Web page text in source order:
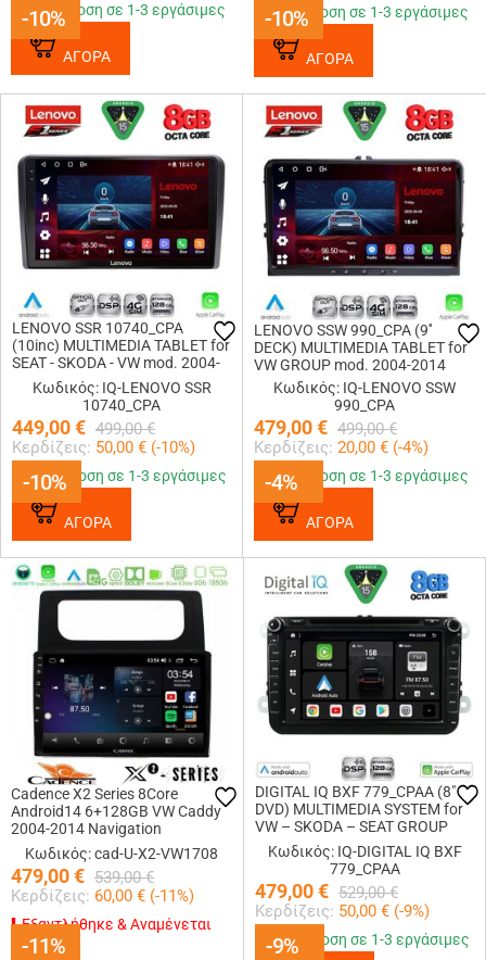
-10%
-10%
Παράδοση σε 1-3 εργάσιμες
ΑΓΟΡΑ
-10%
-10%
Παράδοση σε 1-3 εργάσιμες
ΑΓΟΡΑ
-10%
LENOVO SSR 10740_CPA
(10inc) MULTIMEDIA TABLET for
SEAT - SKODA - VW mod. 2004-
2014Κωδικός: IQ-LENOVO SSR
10740_CPA
449,00€ 499,00 €
Κερδίζεις: 50,00 € (-10%)
-10%
Παράδοση σε 1-3 εργάσιμες
ΑΓΟΡΑ
-4%
LENOVO SSW 990_CPA (9''
DECK) MULTIMEDIA TABLET for
VW GROUP mod. 2004-2014
Κωδικός: IQ-LENOVO SSW
990_CPA
479,00€ 499,00 €
Κερδίζεις: 20,00 € (-4%)
-4%
Παράδοση σε 1-3 εργάσιμες
ΑΓΟΡΑ
-11%
Cadence X2 Series 8Core
Android14 6+128GB VW Caddy
2004-2014 Navigation
Multimedia Tablet 10
Κωδικός: cad-U-X2-VW1708
479,00€ 539,00 €
Κερδίζεις: 60,00 € (-11%)
-11%
Εξαντλήθηκε & Αναμένεται
-9%
DIGITAL IQ BXF 779_CPAA (8"
DVD) MULTIMEDIA SYSTEM for
VW – SKODA – SEAT GROUP
mod. 2004-2018
Κωδικός: IQ-DIGITAL IQ BXF
779_CPAA
479,00€ 529,00 €
Κερδίζεις: 50,00 € (-9%)
-9%
Παράδοση σε 1-3 εργάσιμες